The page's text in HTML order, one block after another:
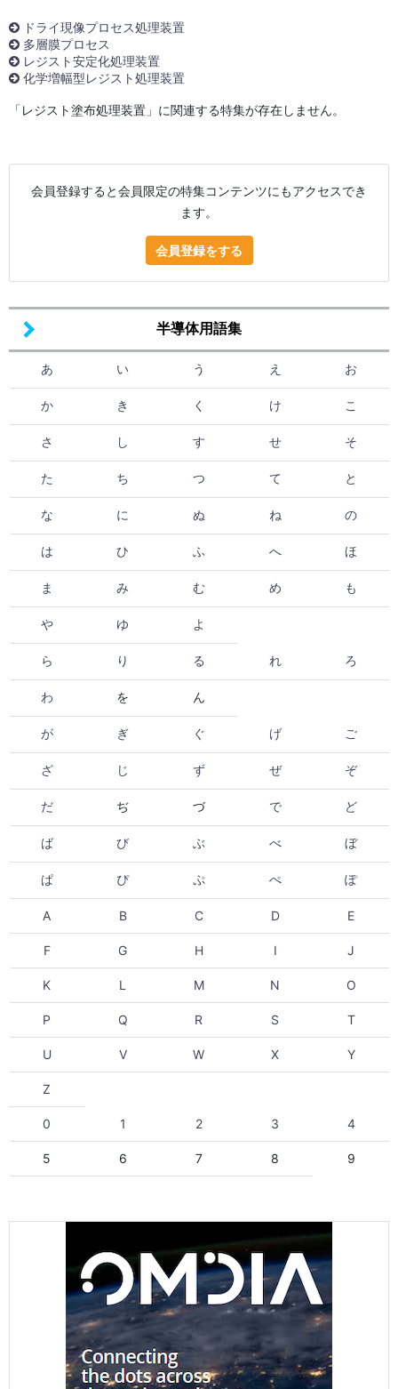
半導体用語集
あ い う え お
か き く け こ
さ し す せ そ
た ち つ て と
な に ぬ ね の
は ひ ふ へ ほ
ま み む め も
や ゆ よ
ら り る れ ろ
わ を ん
が ぎ ぐ げ ご
ざ じ ず ぜ ぞ
だ ぢ づ で ど
ば び ぶ べ ぼ
ぱ ぴ ぷ ぺ ぽ
A B C D E
F G H I J
K L M N O
P Q R S T
U V W X Y
Z
0 1 2 3 4
5 6 7 8 9
ドライ現像プロセス処理装置
多層膜プロセス
レジスト安定化処理装置
化学増幅型レジスト処理装置
「レジスト塗布処理装置」に関連する特集が存在しません。
会員登録すると会員限定の特集コンテンツにもアクセスでき
ます。
会員登録をする